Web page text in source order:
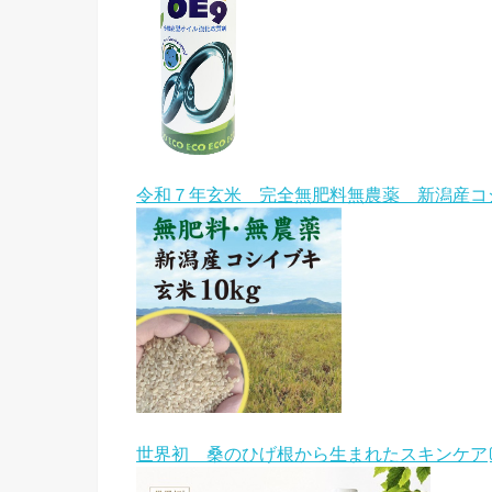
令和７年玄米 完全無肥料無農薬 新潟産コ
世界初 桑のひげ根から生まれたスキンケア